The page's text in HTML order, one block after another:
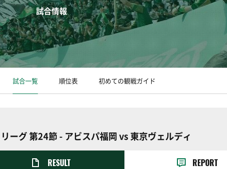
試合情報
試合一覧 順位表 初めての観戦ガイド
ーグ 第24節 - アビスパ福岡 vs 東京ヴェルディ
RESULT REPORT